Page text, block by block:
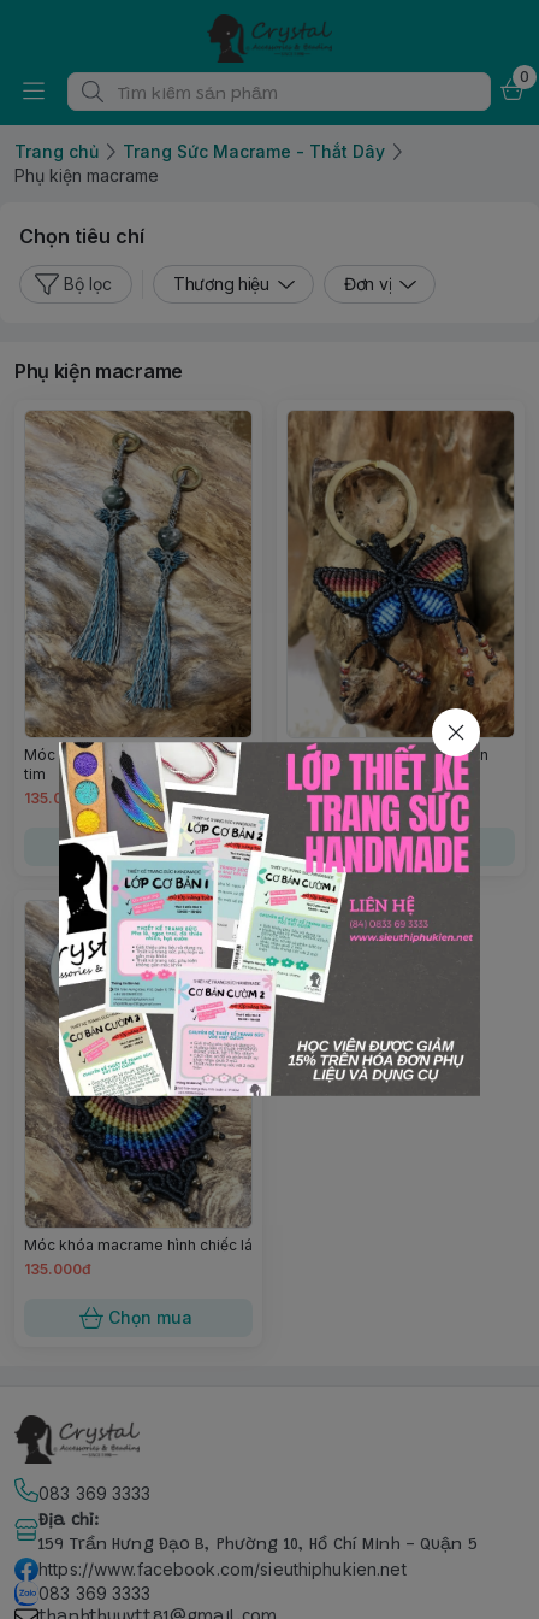
0
Trang chủ
Trang Sức Macrame - Thắt Dây
Phụ kiện macrame
Chọn tiêu chí
Bộ lọc Thương hiệu Đơn vị
Phụ kiện macrame
Móc khóa macrame mix đá trái
tim
135.000đ
Chọn mua
Móc khóa macrame hình con
135.000đ
Chọn mua
Móc khóa macrame hình chiếc lá
135.000đ
Chọn mua
083 369 3333
Địa chỉ:
159 Trần Hưng Đạo B, Phường 10, Hồ Chí Minh - Quận 5
https://www.facebook.com/sieuthiphukien.net
083 369 3333